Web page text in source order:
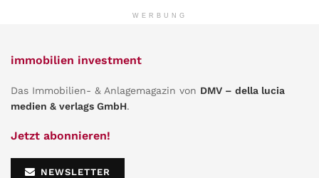
WERBUNG
immobilien investment
Das Immobilien- & Anlagemagazin von DMV – della lucia
medien & verlags GmbH.
Jetzt abonnieren!
NEWSLETTER